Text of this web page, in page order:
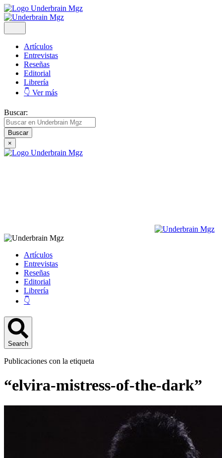
Artículos
Entrevistas
Reseñas
Editorial
Librería
👇 Ver más
Buscar:
×
Artículos
Entrevistas
Reseñas
Editorial
Librería
👇
Search
Publicaciones con la etiqueta
“elvira-mistress-of-the-dark”